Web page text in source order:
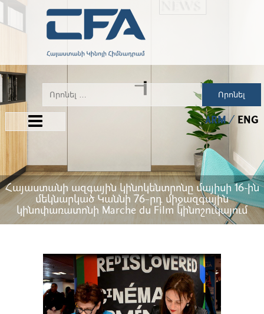
Որոնել
ARM ENG
Հայաստանի ազգային կինոկենտրոնը մայիսի 16֊ին
մեկնարկած Կաննի 76-րդ միջազգային
կինոփառատոնի Marche du Film կինոշուկայում